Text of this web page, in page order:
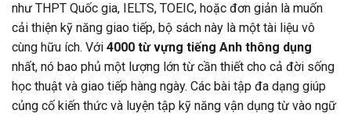
như THPT Quốc gia, IELTS, TOEIC, hoặc đơn giản là muốn
cải thiện kỹ năng giao tiếp, bộ sách này là một tài liệu vô
cùng hữu ích. Với 4000 từ vựng tiếng Anh thông dụng
nhất, nó bao phủ một lượng lớn từ cần thiết cho cả đời sống
học thuật và giao tiếp hàng ngày. Các bài tập đa dạng giúp
củng cố kiến thức và luyện tập kỹ năng vận dụng từ vào ngữ